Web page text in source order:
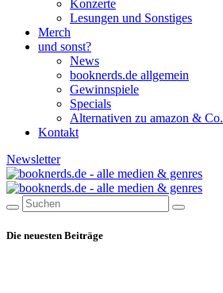
Konzerte
Lesungen und Sonstiges
Merch
und sonst?
News
booknerds.de allgemein
Gewinnspiele
Specials
Alternativen zu amazon & Co.
Kontakt
Newsletter
Die neuesten Beiträge